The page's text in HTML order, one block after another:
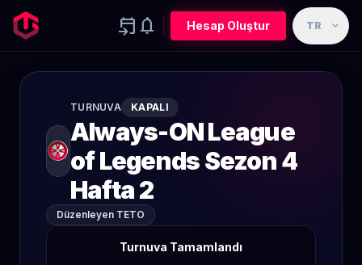
event_upcoming notifications Hesap Oluştur TR expand_more
TURNUVA KAPALI
Always-ON League
of Legends Sezon 4
Hafta 2
Düzenleyen TETO
Turnuva Tamamlandı